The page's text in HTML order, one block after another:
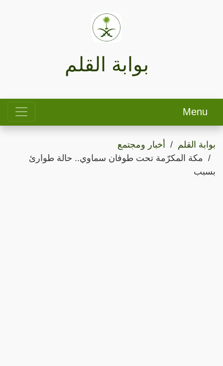
بوابة القلم
Menu
بوابة القلم
أخبار ومجتمع
مكة المكرّمة تحت طوفان سماوي.. حالة طوارئ
بسبب